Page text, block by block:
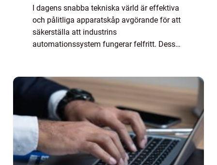
I dagens snabba tekniska värld är effektiva
och pålitliga apparatskåp avgörande för att
säkerställa att industrins
automationssystem fungerar felfritt. Dessa